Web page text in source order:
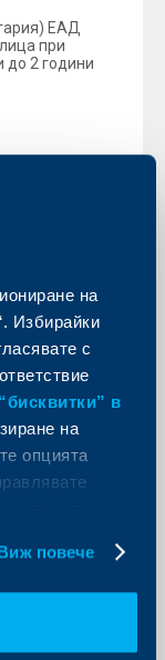
на
Избирайки
с
в
на
опцията
повече
ЕАД
при
до 2 години
връчи
ЕАД
2003”
и
2004 г.,
за